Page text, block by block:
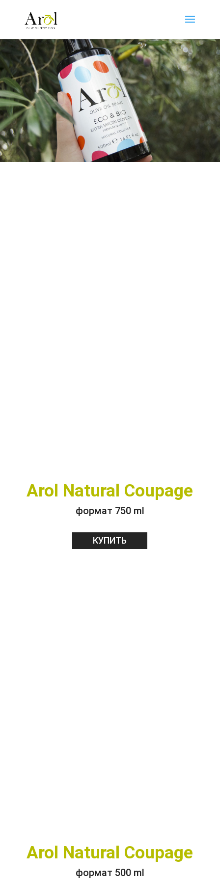
Arol Natural Coupage
формат 750 ml
КУПИТЬ
Arol Natural Coupage
формат 500 ml